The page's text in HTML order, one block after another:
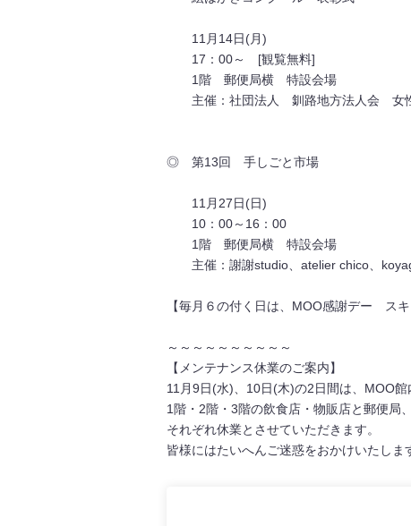
11月14日(月)
17：00～ [観覧無料]
1階 郵便局横 特設会場
主催：社団法人 釧路地方法人会 女
◎ 第13回 手しごと市場
11月27日(日)
10：00～16：00
1階 郵便局横 特設会場
主催：謝謝studio、atelier chico、
【毎月６の付く日は、MOO感謝デー ス
～～～～～～～～～～
【メンテナンス休業のご案内】
11月9日(水)、10日(木)の2日間は、MOO館
1階・2階・3階の飲食店・物販店と郵便局
それぞれ休業とさせていただきます。
皆様にはたいへんご迷惑をおかけいたしま